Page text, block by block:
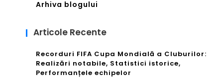
Arhiva blogului
Articole Recente
Recorduri FIFA Cupa Mondială a Cluburilor:
Realizări notabile, Statistici istorice,
Performanțele echipelor